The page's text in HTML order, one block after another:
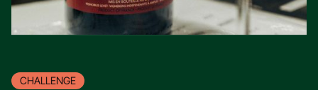
CHALLENGE